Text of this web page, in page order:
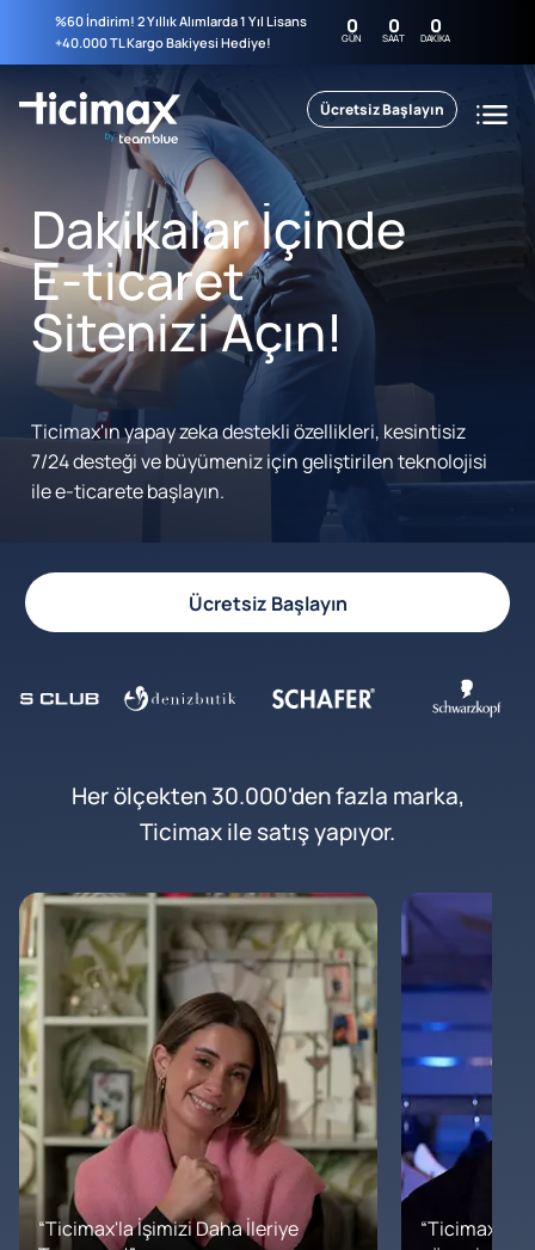
%60 İndirim! 2 Yıllık Alımlarda 1 Yıl Lisans
+40.000 TL Kargo Bakiyesi Hediye!
0
GÜN 0
SAAT 0
DAKIKA
Ücretsiz Başlayın
Dakikalar İçinde
E-ticaret
Sitenizi Açın!
Ticimax'ın yapay zeka destekli özellikleri, kesintisiz
7/24 desteği ve büyümeniz için geliştirilen teknolojisi
ile e-ticarete başlayın.
Ücretsiz Başlayın
Her ölçekten 30.000'den fazla marka,
Ticimax ile satış yapıyor.
“Ticimax'la İşimizi Daha İleriye
“Ticimax'a